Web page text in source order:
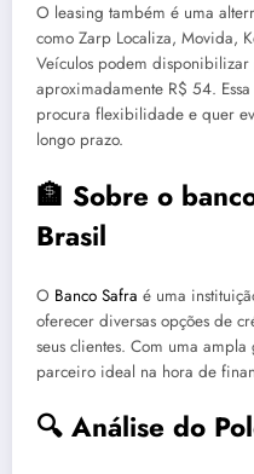
O leasing também é uma
como Zarp Localiza, Movida,
Veículos podem disponibilizar
aproximadamente R$ 54.
procura flexibilidade e quer
longo prazo.
🏦 Sobre o
Brasil
O Banco Safra é uma
oferecer diversas opções de
seus clientes. Com uma
parceiro ideal na hora de
🔍 Análise do